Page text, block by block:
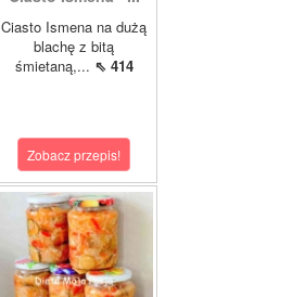
Ciasto Ismena na dużą
blachę z bitą
śmietaną,... ⇖ 414
Zobacz przepis!